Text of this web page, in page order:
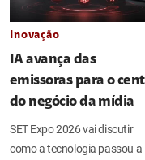
Inovação
IA avança das
emissoras para o
do negócio da mídia
SET Expo 2026 vai discutir
como a tecnologia passou a